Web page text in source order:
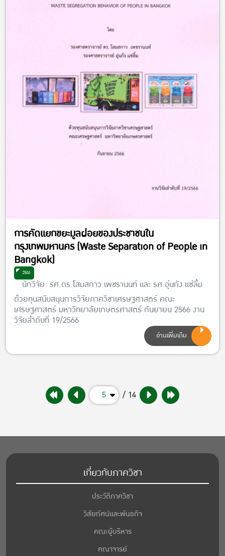
การคัดแยกขยะมูลฝอยของประชาชนใน
กรุงเทพมหานคร (Waste Separation of People in
Bangkok)
2566
นักวิจัย: รศ.ดร.โสมสกาว เพชรานนท์ และ รศ.อุ่นกัง แซ่ลิ้ม
ด้วยทุนสนับสนุนการวิจัยภาควิชาเศรษฐศาสตร์ คณะ
เศรษฐศาสตร์ มหาวิทยาลัยเกษตรศาสตร์ กันยายน 2566 งาน
วิจัยลำดับที่ 19/2566
อ่านเพิ่มเติม
5 / 14
เกี่ยวกับภาควิชา
ประวัติภาควิชา
วิสัยทัศน์และพันธกิจ
คณะผู้บริหาร
คณาจารย์